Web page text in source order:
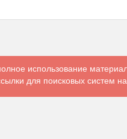
использование
для поисковых систем